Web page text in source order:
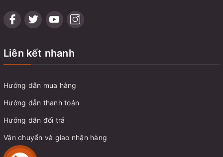
Liên kết nhanh
Hướng dẫn mua hàng
Hướng dẫn thanh toán
Hướng dẫn đổi trả
Vận chuyển và giao nhận hàng